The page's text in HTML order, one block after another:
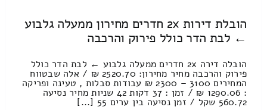
הובלת דירות 2x חדרים מחירון ממעלה גלבוע
← לבת הדר כולל פירוק והרכבה
הובלה דירה 2x חדרים ממעלה גלבוע ← לבת הדר כולל
פירוק והרכבה מחיר מחירון: 2520.70 ₪ / אלה שבטווח
המחירים 3100 – 2300 ₪ עבודות סבלות , טעינה ופריקה
: 1290.06 ₪ / זמן : 37 דקות 42 שניות מחיר נסיעה
560.72 שקל / זמן נסיעה בין ערים 55 [...]